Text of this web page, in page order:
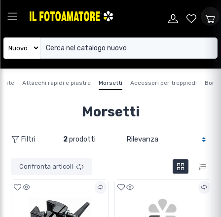
Attacchi rapidi e piastre Morsetti Accessori per treppiedi
Morsetti
Filtri 2prodotti
Confronta articoli